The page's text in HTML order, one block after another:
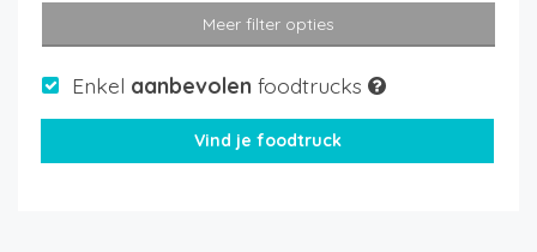
Meer filter opties
Enkel aanbevolen foodtrucks